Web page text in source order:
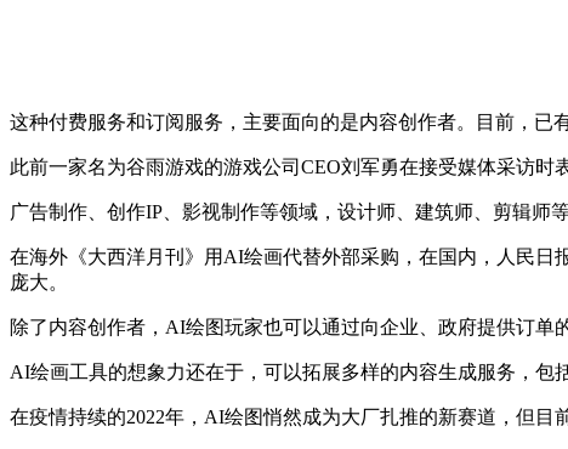
这种付费服务和订阅服务，主要面向的是内容创作者。目前，已
此前一家名为谷雨游戏的游戏公司CEO刘军勇在接受媒体采访
广告制作、创作IP、影视制作等领域，设计师、建筑师、剪辑师
在海外《大西洋月刊》用AI绘画代替外部采购，在国内，人民
庞大。
除了内容创作者，AI绘图玩家也可以通过向企业、政府提供订单
AI绘画工具的想象力还在于，可以拓展多样的内容生成服务，
在疫情持续的2022年，AI绘图悄然成为大厂扎推的新赛道，但目